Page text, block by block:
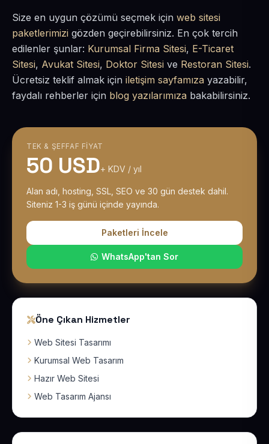
Size en uygun çözümü seçmek için web sitesi
paketlerimizi gözden geçirebilirsiniz. En çok tercih
edilenler şunlar: Kurumsal Firma Sitesi, E-Ticaret
Sitesi, Avukat Sitesi, Doktor Sitesi ve Restoran Sitesi.
Ücretsiz teklif almak için iletişim sayfamıza yazabilir,
faydalı rehberler için blog yazılarımıza bakabilirsiniz.
TEK & ŞEFFAF FIYAT
50 USD+ KDV / yıl
Alan adı, hosting, SSL, SEO ve 30 gün destek dahil.
Siteniz 1-3 iş günü içinde yayında.
Paketleri İncele
WhatsApp'tan Sor
Öne Çıkan Hizmetler
Web Sitesi Tasarımı
Kurumsal Web Tasarım
Hazır Web Sitesi
Web Tasarım Ajansı